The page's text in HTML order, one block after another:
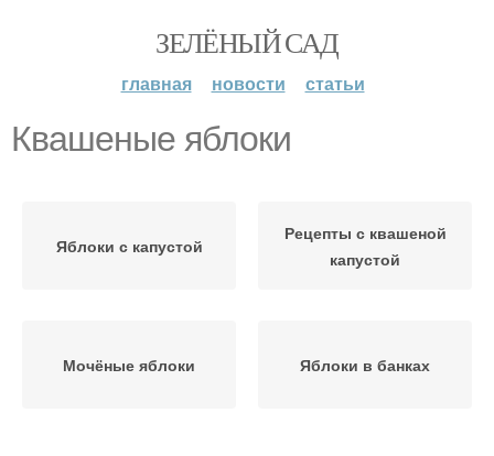
ЗЕЛЁНЫЙ САД
главная новости статьи
Квашеные яблоки
Яблоки с капустой
Рецепты с квашеной
капустой
Мочёные яблоки Яблоки в банках